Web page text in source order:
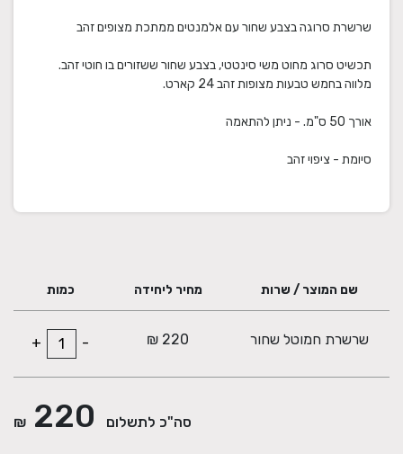
תכשיט סרוג מחוט משי סינטטי, בצבע שחור ששזורים בו חוטי זהב.
סיומת - ציפוי זהב
שם המוצר / שרות מחיר ליחידה כמות
שרשרת חמוטל שחור 220 ₪
-
+
סה"כ לתשלום 220
₪